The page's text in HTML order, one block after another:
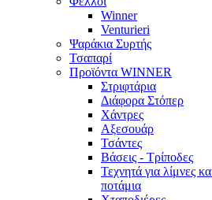
Winner
Venturieri
Ψαράκια Συρτής
Τσαπαρί
Προϊόντα WINNER
Στριφτάρια
Διάφορα Στόπερ
Χάντρες
Αξεσουάρ
Τσάντες
Βάσεις - Τρίποδες
Τεχνητά για λίμνες
ποτάμια